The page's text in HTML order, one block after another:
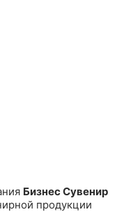
Бизнес Сувенир
продукции